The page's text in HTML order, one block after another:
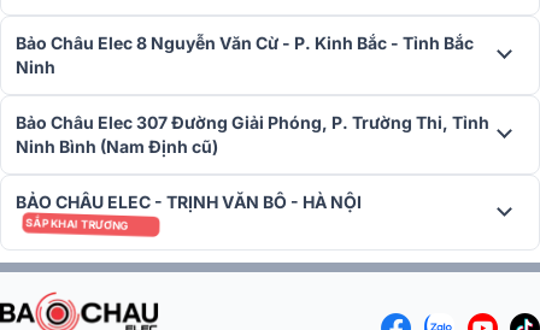
Toàn bộ phần khung vỏ của máy được làm từ kim loại cao cấp có
màu trắng bạc, gia công và lắp ghép với độ chính xác của đồng hồ
Thụy Sĩ.
Bảo Châu Elec 8 Nguyễn Văn Cừ - P. Kinh Bắc - Tỉnh Bắc
Ninh
Bảo Châu Elec 307 Đường Giải Phóng, P. Trường Thi, Tỉnh
Ninh Bình (Nam Định cũ)
BẢO CHÂU ELEC - TRỊNH VĂN BÔ - HÀ NỘI
SẮP KHAI TRƯƠNG